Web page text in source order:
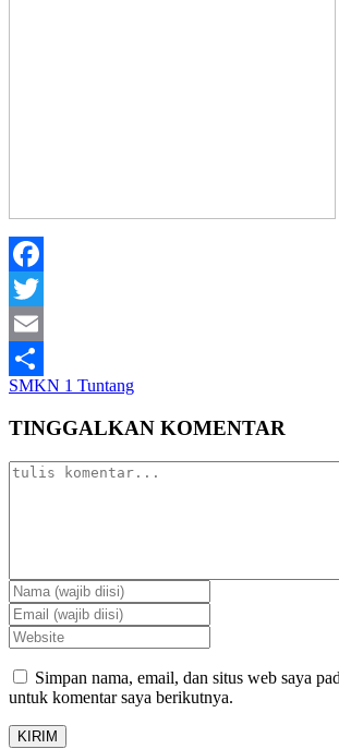
Facebook
Twitter
Email
Share
SMKN 1 Tuntang
TINGGALKAN KOMENTAR
Simpan nama, email, dan situs web saya
untuk komentar saya berikutnya.